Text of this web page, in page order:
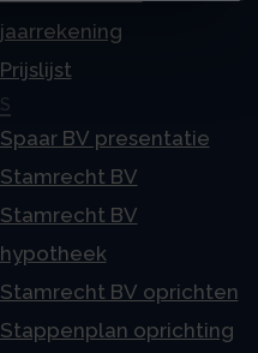
jaarrekening
Prijslijst
S
Spaar BV presentatie
Stamrecht BV
Stamrecht BV
hypotheek
Stamrecht BV oprichten
Stappenplan oprichting